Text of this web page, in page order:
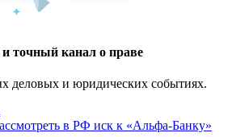
точный канал о праве
деловых и юридических событиях.
в РФ иск к «Альфа-Банку»